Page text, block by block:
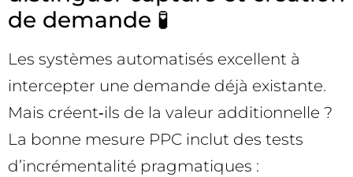
de demande 🧪
Les systèmes automatisés excellent à
intercepter une demande déjà existante.
Mais créent‑ils de la valeur additionnelle ?
La bonne mesure PPC inclut des tests
d’incrémentalité pragmatiques :